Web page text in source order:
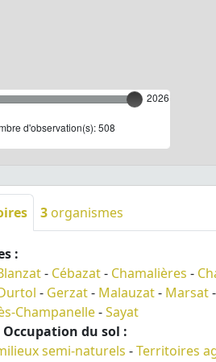
2026
d'observation(s): 508
3 organismes
:
- Cébazat- Chamalières -
- Gerzat- Malauzat- Marsat
Champanelle-Sayat
Occupation du sol :
semi-naturels -Territoires